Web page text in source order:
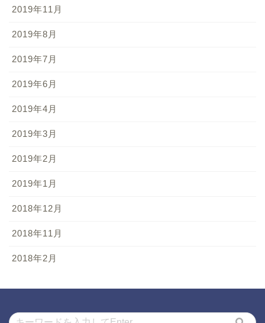
2019年11月
2019年8月
2019年7月
2019年6月
2019年4月
2019年3月
2019年2月
2019年1月
2018年12月
2018年11月
2018年2月